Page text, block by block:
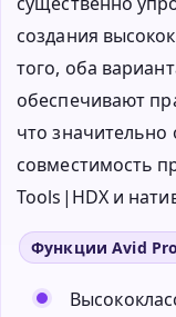
создания
того, оба
обеспечивают
что значительно
совместимость
Tools|HDX и
Функции Avid